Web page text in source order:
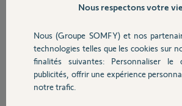
Sécurité
Domotique
Code pin 2124 8485 6178
Et rien n’y fait
À l’aide
Merci,
Nous respectons votre
Nous (Groupe SOMFY) et nos
technologies telles que les cookies sur
finalités suivantes: Personnaliser
publicités, offrir une expérience
notre trafic.